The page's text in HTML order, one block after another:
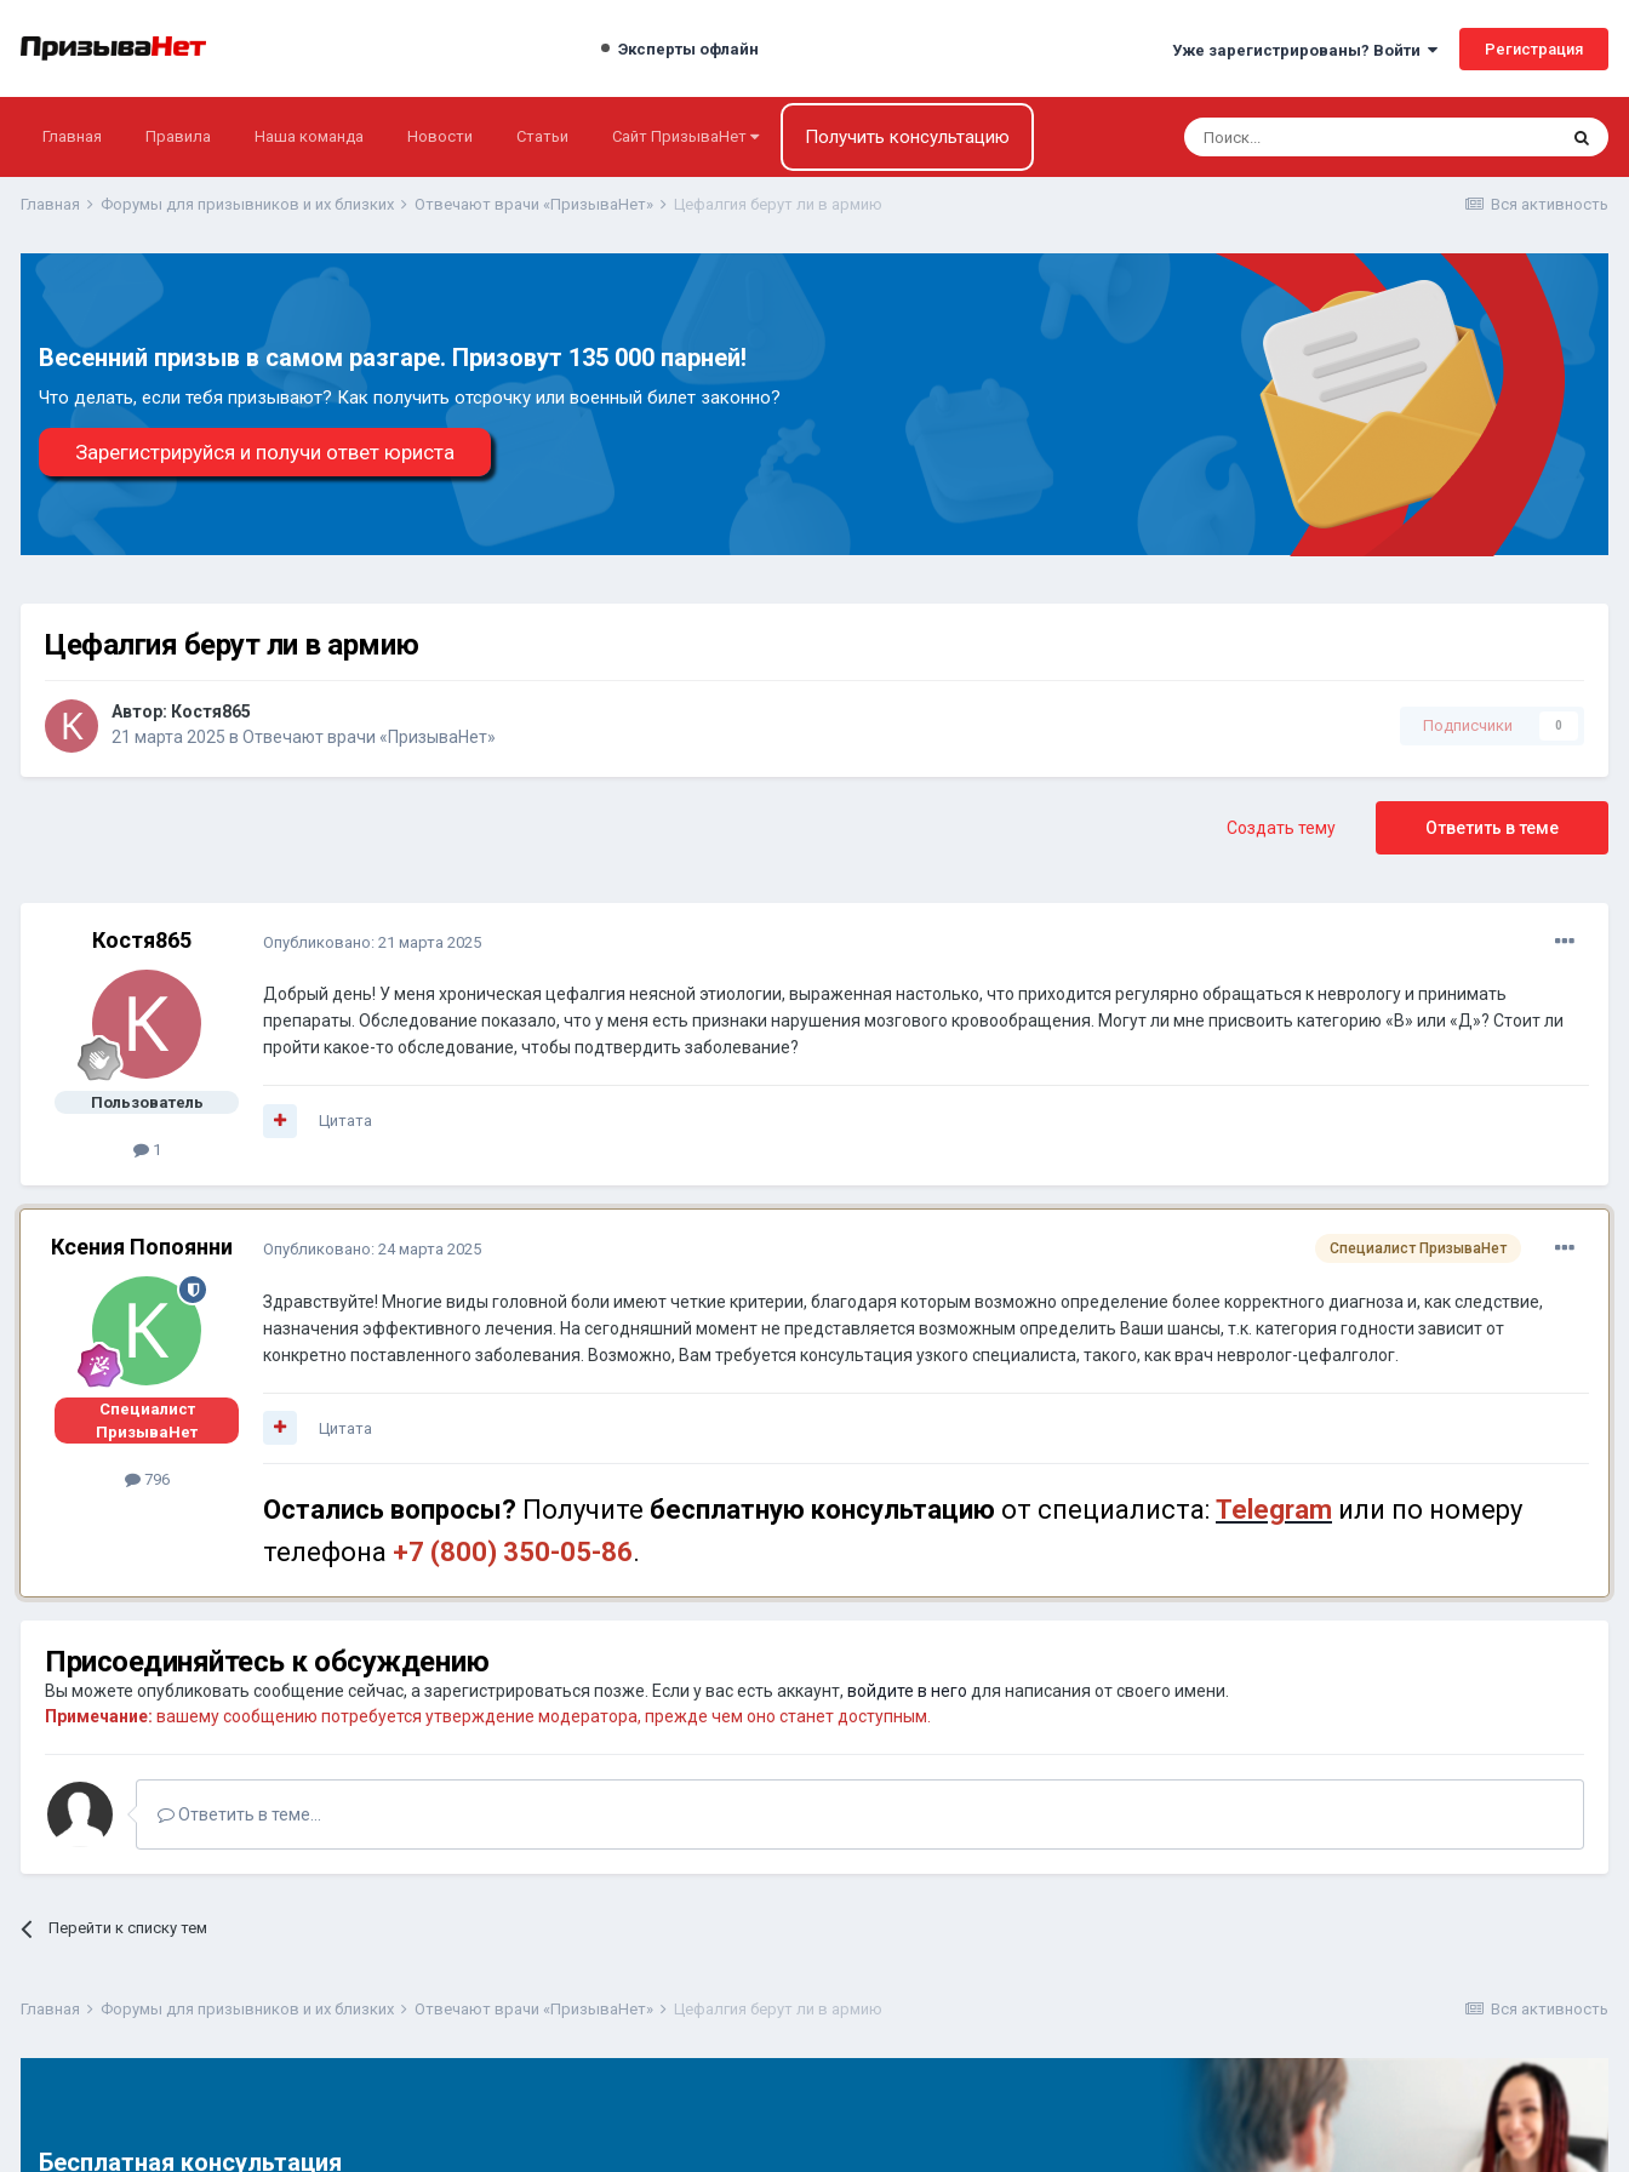
Эксперты офлайн Уже зарегистрированы? Войти Регистрация
Главная Правила Наша команда Новости Статьи Сайт ПризываНет Получить консультацию
Вся активность
Главная Форумы для призывников и их близких Отвечают врачи «ПризываНет» Цефалгия берут ли в армию
Весенний призыв в самом разгаре. Призовут 135 000 парней!
Что делать, если тебя призывают? Как получить отсрочку или военный билет законно?
Зарегистрируйся и получи ответ юриста
Цефалгия берут ли в армию
Автор: Костя865
21 марта 2025 в Отвечают врачи «ПризываНет»
Подписчики 0
Ответить в теме
Создать тему
Костя865
Пользователь
1
Опубликовано: 21 марта 2025
Добрый день! У меня хроническая цефалгия неясной этиологии, выраженная настолько, что приходится регулярно обращаться к неврологу и принимать
препараты. Обследование показало, что у меня есть признаки нарушения мозгового кровообращения. Могут ли мне присвоить категорию «В» или «Д»? Стоит ли
пройти какое-то обследование, чтобы подтвердить заболевание?
Цитата
Ксения Попоянни
Специалист
ПризываНет
796
Специалист ПризываНет
Опубликовано: 24 марта 2025
Здравствуйте! Многие виды головной боли имеют четкие критерии, благодаря которым возможно определение более корректного диагноза и, как следствие,
назначения эффективного лечения. На сегодняшний момент не представляется возможным определить Ваши шансы, т.к. категория годности зависит от
конкретно поставленного заболевания. Возможно, Вам требуется консультация узкого специалиста, такого, как врач невролог-цефалголог.
Цитата
Остались вопросы? Получите бесплатную консультацию от специалиста: Telegram или по номеру
телефона +7 (800) 350-05-86.
Присоединяйтесь к обсуждению
Вы можете опубликовать сообщение сейчас, а зарегистрироваться позже. Если у вас есть аккаунт, войдите в него для написания от своего имени.
Примечание: вашему сообщению потребуется утверждение модератора, прежде чем оно станет доступным.
Ответить в теме...
Перейти к списку тем
Вся активность
Главная Форумы для призывников и их близких Отвечают врачи «ПризываНет» Цефалгия берут ли в армию
Бесплатная консультация